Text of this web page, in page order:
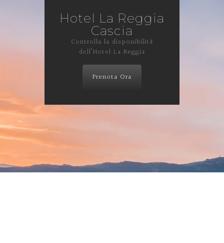
Hotel La Reggia
Cascia
Controlla la disponibilità
dell’Hotel La Reggia
Prenota Ora